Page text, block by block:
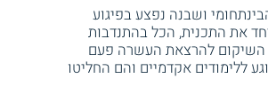
ושבנה נפצע בפיגוע
את התכנית, הכל בהתנדבות
השיקום להרצאת העשרה פעם
ללימודים אקדמיים והם החליטו